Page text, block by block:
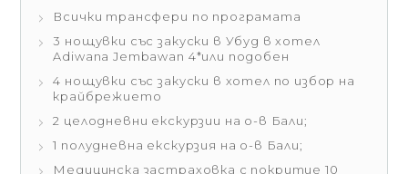
Всички трансфери по програмата
3 нощувки със закуски в Убуд в хотел
Adiwana Jembawan 4*или подобен
4 нощувки със закуски в хотел по избор на
крайбрежието
2 целодневни екскурзии на о-в Бали;
1 полудневна екскурзия на о-в Бали;
Медицинска застраховка с покритие 10